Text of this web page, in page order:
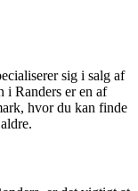
sig i salg af
i Randers er en af
hvor du kan finde